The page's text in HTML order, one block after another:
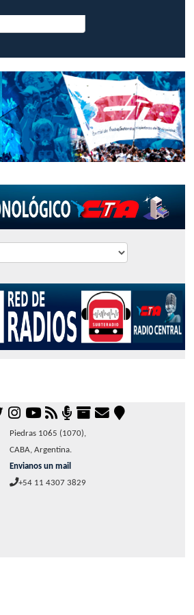
Piedras 1065 (1070),
CABA, Argentina.
Envianos un mail
+54 11 4307 3829